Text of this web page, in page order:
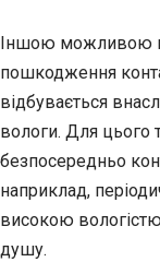
Іншою можливою
пошкодження
відбувається
вологи. Для цього
безпосередньо
наприклад,
високою
душу.